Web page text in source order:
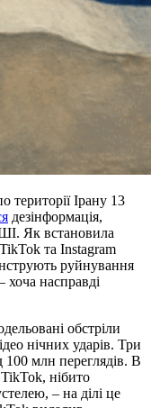
території Ірану 13
дезінформація,
Як встановила
та Instagram
руйнування
хоча насправді
обстріли
нічних ударів. Три
100 млн переглядів. В
нібито
– на ділі це